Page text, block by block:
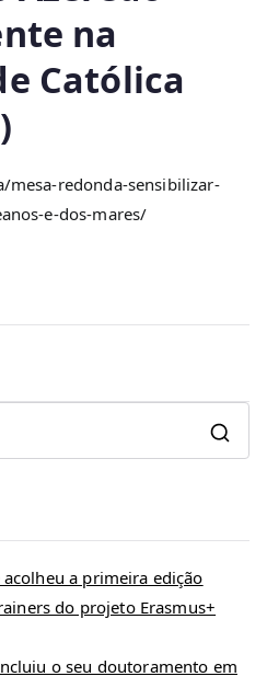
na
Católica
redonda-sensibilizar-
e-dos-mares/
a primeira edição
do projeto Erasmus+
o seu doutoramento em